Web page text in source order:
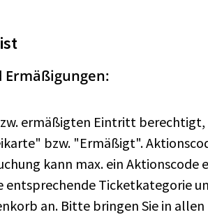
ermäßigten Eintritt berechtigt,
bzw. "Ermäßigt".
kann max. ein Aktionscode
entsprechende Ticketkategorie
an. Bitte bringen Sie in allen